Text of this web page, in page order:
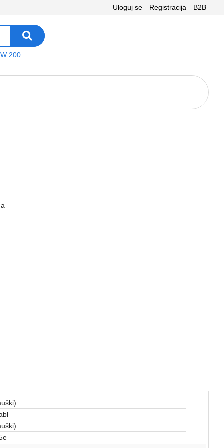
Uloguj se Registracija B2B
VEGA WS W 200 platno